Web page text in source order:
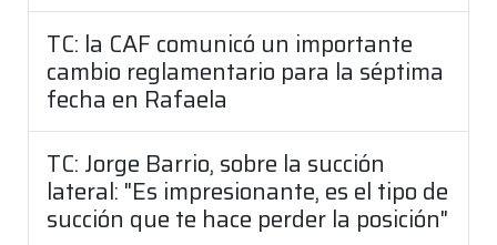
TC: la CAF comunicó un importante
cambio reglamentario para la séptima
fecha en Rafaela
TC: Jorge Barrio, sobre la succión
lateral: "Es impresionante, es el tipo de
succión que te hace perder la posición"